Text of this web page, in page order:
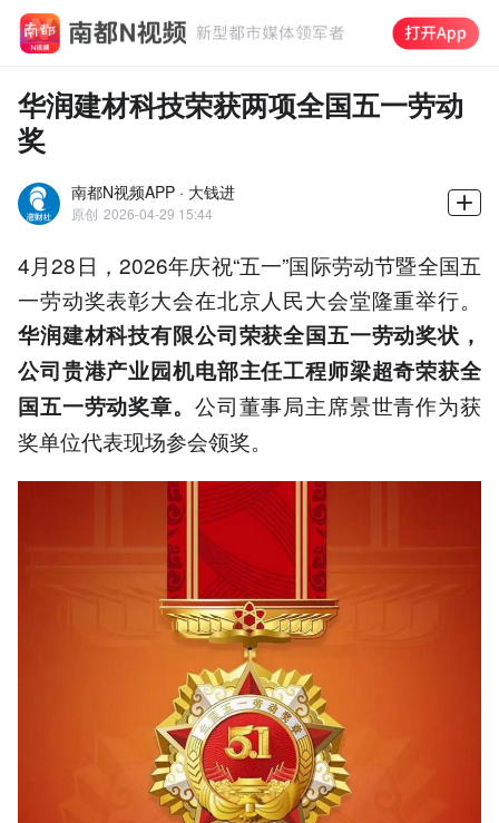
华润建材科技荣获两项全国五一劳动
奖
南都N视频APP · 大钱进
原创 2026-04-29 15:44
4月28日，2026年庆祝“五一”国际劳动节暨全国五
一劳动奖表彰大会在北京人民大会堂隆重举行。
华润建材科技有限公司荣获全国五一劳动奖状，
公司贵港产业园机电部主任工程师梁超奇荣获全
国五一劳动奖章。 公司董事局主席景世青作为获
奖单位代表现场参会领奖。